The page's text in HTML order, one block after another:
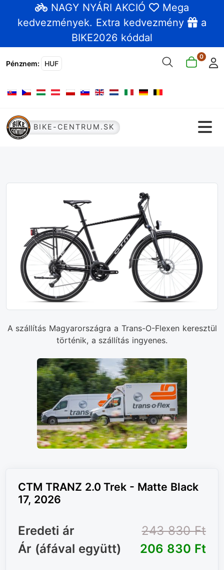
NAGY NYÁRI AKCIÓ
Mega
kedvezmények. Extra kedvezmény
a
BIKE2026 kóddal
Pénznem: HUF
0
Válasszon nyelvet
BIKE-CENTRUM.SK
A szállítás Magyarországra a Trans-O-Flexen keresztül
történik, a szállítás ingyenes.
CTM TRANZ 2.0 Trek - Matte Black
17, 2026
Eredeti ár
243 830 Ft‎
Ár (áfával együtt)
206 830 Ft‎